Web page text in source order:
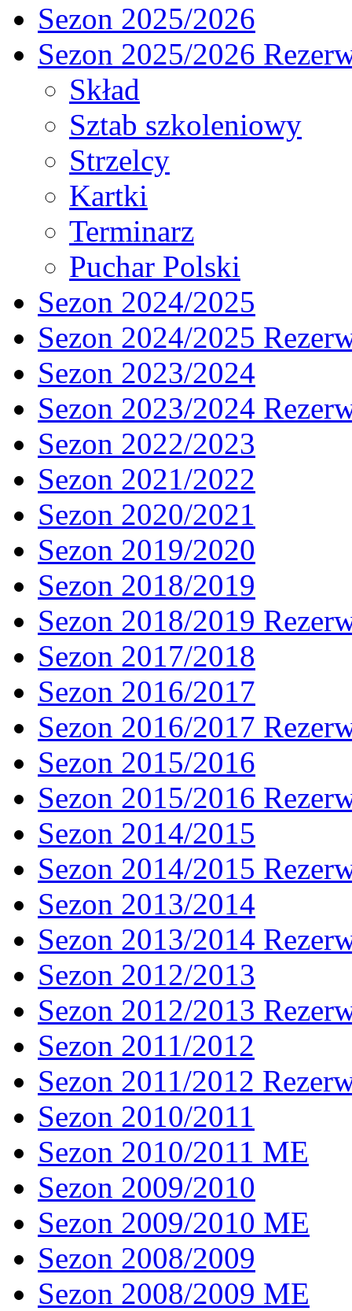
Sezon 2025/2026
Sezon 2025/2026
Skład
Sztab szkoleniowy
Strzelcy
Kartki
Terminarz
Puchar Polski
Sezon 2024/2025
Sezon 2024/2025
Sezon 2023/2024
Sezon 2023/2024
Sezon 2022/2023
Sezon 2021/2022
Sezon 2020/2021
Sezon 2019/2020
Sezon 2018/2019
Sezon 2018/2019
Sezon 2017/2018
Sezon 2016/2017
Sezon 2016/2017
Sezon 2015/2016
Sezon 2015/2016
Sezon 2014/2015
Sezon 2014/2015
Sezon 2013/2014
Sezon 2013/2014
Sezon 2012/2013
Sezon 2012/2013
Sezon 2011/2012
Sezon 2011/2012
Sezon 2010/2011
Sezon 2010/2011 ME
Sezon 2009/2010
Sezon 2009/2010 ME
Sezon 2008/2009
Sezon 2008/2009 ME